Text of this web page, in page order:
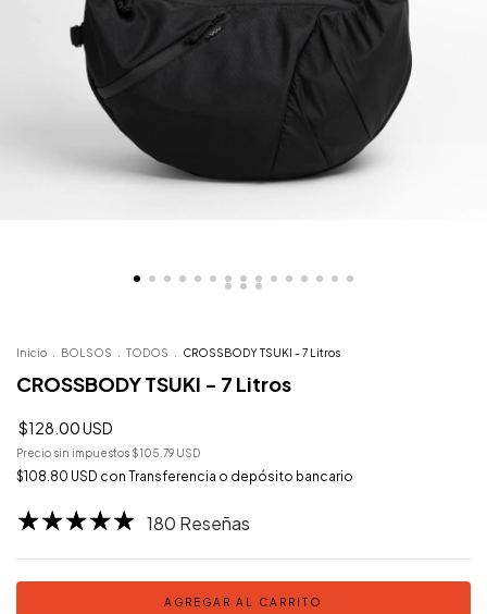
Inicio BOLSOS TODOS CROSSBODY TSUKI - 7 Litros
CROSSBODY TSUKI - 7 Litros
$128.00 USD
Precio sin impuestos $105.79 USD
$108.80 USD con Transferencia o depósito bancario
180 Reseñas